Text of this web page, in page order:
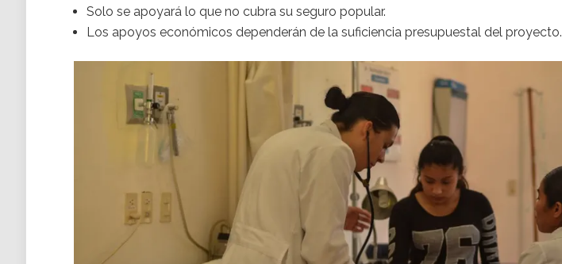
Solo se apoyará lo que no cubra su seguro popular.
Los apoyos económicos dependerán de la suficiencia presupuestal del proyecto.